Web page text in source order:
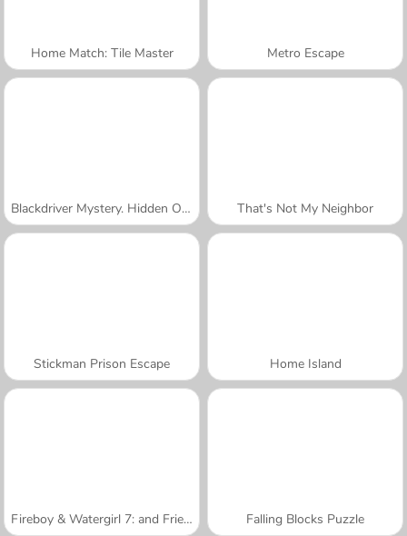
Home Match: Tile Master Metro Escape
Blackdriver Mystery. Hidden Objects That's Not My Neighbor
Stickman Prison Escape Home Island
Fireboy & Watergirl 7: and Friends Falling Blocks Puzzle